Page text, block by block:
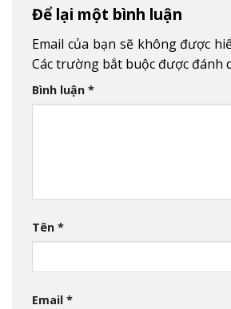
Để lại một bình luận
Email của bạn sẽ không được
Các trường bắt buộc được đánh
Bình luận *
Tên *
Email *